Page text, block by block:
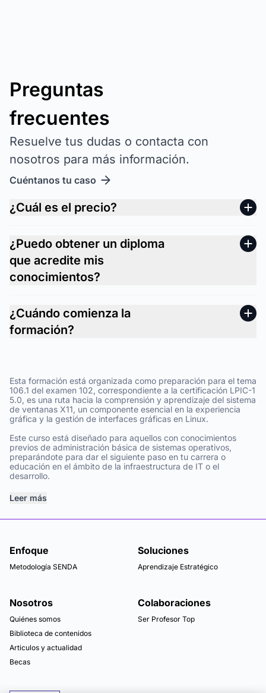
Preguntas
frecuentes
Resuelve tus dudas o contacta con
nosotros para más información.
Cuéntanos tu caso
¿Cuál es el precio?
¿Puedo obtener un diploma
que acredite mis
conocimientos?
¿Cuándo comienza la
formación?
Esta formación está organizada como preparación para el tema
106.1 del examen 102, correspondiente a la certificación LPIC-1
5.0, es una ruta hacia la comprensión y aprendizaje del sistema
de ventanas X11, un componente esencial en la experiencia
gráfica y la gestión de interfaces gráficas en Linux.
Este curso está diseñado para aquellos con conocimientos
previos de administración básica de sistemas operativos,
preparándote para dar el siguiente paso en tu carrera o
educación en el ámbito de la infraestructura de IT o el
desarrollo.
Leer más
Enfoque
Metodología SENDA
Soluciones
Aprendizaje Estratégico
Nosotros
Quiénes somos
Biblioteca de contenidos
Articulos y actualidad
Becas
Colaboraciones
Ser Profesor Top